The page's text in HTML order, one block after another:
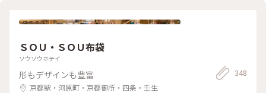
ＳＯＵ・ＳＯＵ布袋
ソウソウホテイ
形もデザインも豊富
京都駅・河原町・京都御所・四条・壬生
348